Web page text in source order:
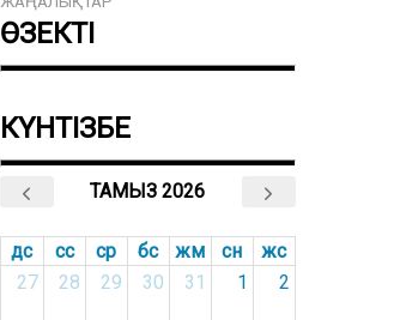
ӨЗЕКТІ
КҮНТІЗБЕ
ТАМЫЗ 2026
дс сс ср бс жм сн
жс
27
28 29 30 31 1 2